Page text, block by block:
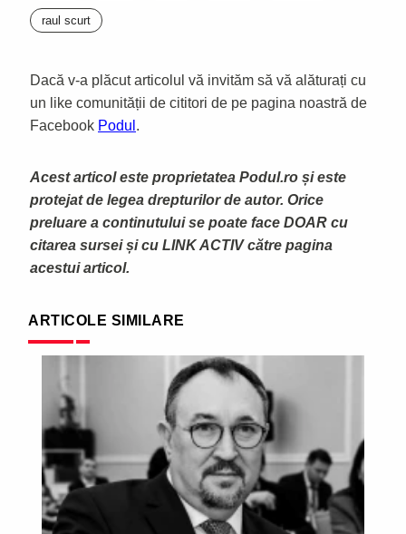
raul scurt
Dacă v-a plăcut articolul vă invităm să vă alăturați cu
un like comunității de cititori de pe pagina noastră de
Facebook Podul .
Acest articol este proprietatea Podul.ro și este
protejat de legea drepturilor de autor. Orice
preluare a continutului se poate face DOAR cu
citarea sursei și cu LINK ACTIV către pagina
acestui articol.
ARTICOLE SIMILARE